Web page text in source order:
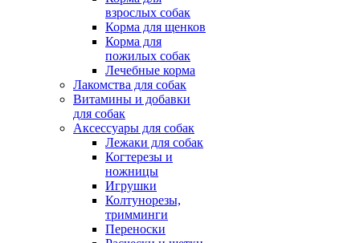
взрослых собак
Корма для щенков
Корма для
пожилых собак
Лечебные корма
Лакомства для собак
Витамины и добавки
для собак
Аксессуары для собак
Лежаки для собак
Когтерезы и
ножницы
Игрушки
Колтунорезы,
тримминги
Переноски